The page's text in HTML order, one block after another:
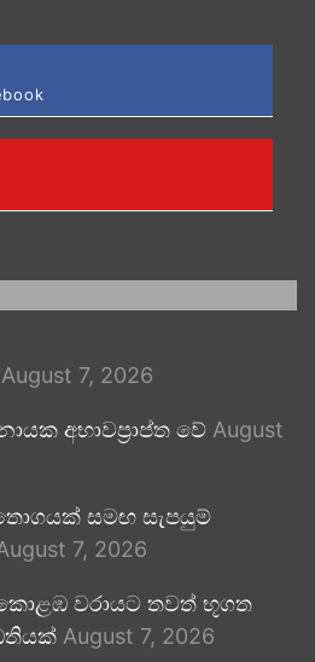
August 7, 2026
අභාවප්‍රාප්ත වේ August
සමඟ සැපයුම්
7, 2026
වරායට තවත් භූගත
August 7, 2026